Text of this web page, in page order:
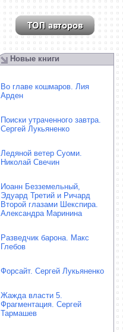
Новые книги
Во главе кошмаров. Лия
Арден
Поиски утраченного завтра.
Сергей Лукьяненко
Ледяной ветер Суоми.
Николай Свечин
Иоанн Безземельный,
Эдуард Третий и Ричард
Второй глазами Шекспира.
Александра Маринина
Разведчик барона. Макс
Глебов
Форсайт. Сергей Лукьяненко
Жажда власти 5.
Фрагментация. Сергей
Тармашев